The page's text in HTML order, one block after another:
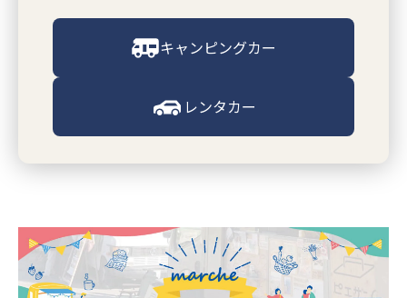
キャンピングカー
レンタカー